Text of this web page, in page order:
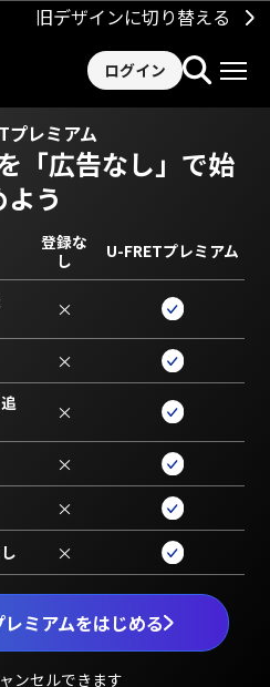
旧デザインに切り替える
ログイン
プレミアム
「広告なし」で始
よう
ミアムをはじめる
ンセルできます
登録な
し
U-FRETプレミアム
×
×
×
×
×
×